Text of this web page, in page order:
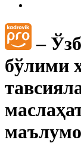
–
бўлими